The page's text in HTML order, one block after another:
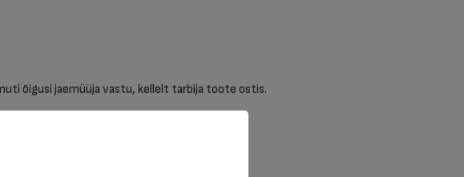
õigusi jaemüüja vastu, kellelt tarbija toote ostis.